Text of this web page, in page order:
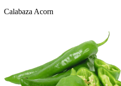
Calabaza Acorn